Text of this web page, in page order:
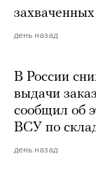
день назад
В России
выдачи
сообщил об
ВСУ по
день назад